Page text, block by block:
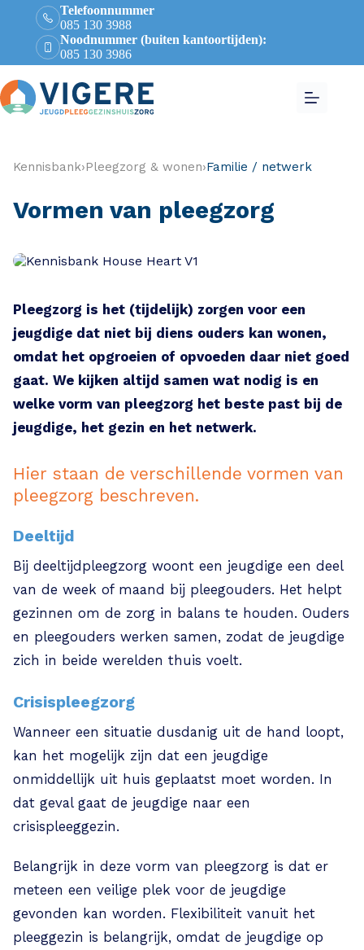
Telefoonnummer
085 130 3988
Noodnummer (buiten kantoortijden):
085 130 3986
Kennisbank›Pleegzorg & wonen›Familie / netwerk
Vormen van pleegzorg
Pleegzorg is het (tijdelijk) zorgen voor een
jeugdige dat niet bij diens ouders kan wonen,
omdat het opgroeien of opvoeden daar niet goed
gaat. We kijken altijd samen wat nodig is en
welke vorm van pleegzorg het beste past bij de
jeugdige, het gezin en het netwerk.
Hier staan de verschillende vormen van
pleegzorg beschreven.
Deeltijd
Bij deeltijdpleegzorg woont een jeugdige een deel
van de week of maand bij pleegouders. Het helpt
gezinnen om de zorg in balans te houden. Ouders
en pleegouders werken samen, zodat de jeugdige
zich in beide werelden thuis voelt.
Crisispleegzorg
Wanneer een situatie dusdanig uit de hand loopt,
kan het mogelijk zijn dat een jeugdige
onmiddellijk uit huis geplaatst moet worden. In
dat geval gaat de jeugdige naar een
crisispleeggezin.
Belangrijk in deze vorm van pleegzorg is dat er
meteen een veilige plek voor de jeugdige
gevonden kan worden. Flexibiliteit vanuit het
pleeggezin is belangrijk, omdat de jeugdige op